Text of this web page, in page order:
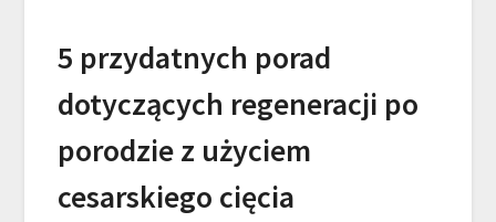
5 przydatnych porad
dotyczących regeneracji po
porodzie z użyciem
cesarskiego cięcia